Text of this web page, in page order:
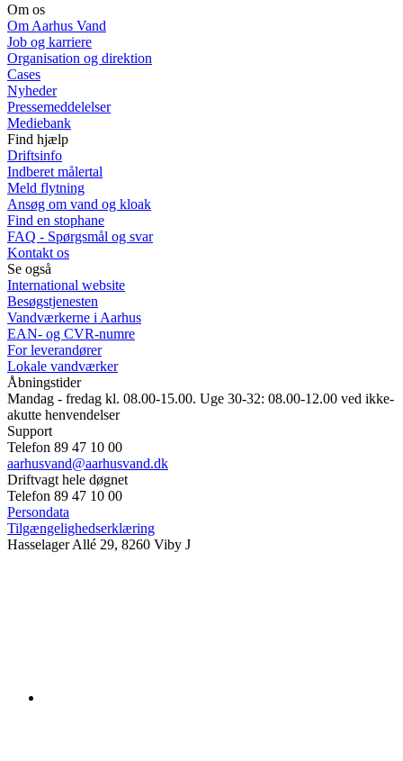
Om os
Om Aarhus Vand
Job og karriere
Organisation og direktion
Cases
Nyheder
Pressemeddelelser
Mediebank
Find hjælp
Driftsinfo
Indberet målertal
Meld flytning
Ansøg om vand og kloak
Find en stophane
FAQ - Spørgsmål og svar
Kontakt os
Se også
International website
Besøgstjenesten
Vandværkerne i Aarhus
EAN- og CVR-numre
For leverandører
Lokale vandværker
Åbningstider
Mandag - fredag kl. 08.00-15.00. Uge 30-32: 08.00-12.00 ved ikke-
akutte henvendelser
Support
Telefon 89 47 10 00
aarhusvand@aarhusvand.dk
Driftvagt hele døgnet
Telefon 89 47 10 00
Persondata
Tilgængelighedserklæring
Hasselager Allé 29, 8260 Viby J